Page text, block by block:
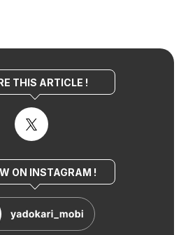
THIS ARTICLE !
ON INSTAGRAM !